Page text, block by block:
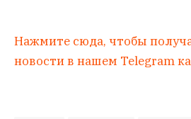
Нажмите сюда, чтобы
новости в нашем Telegram